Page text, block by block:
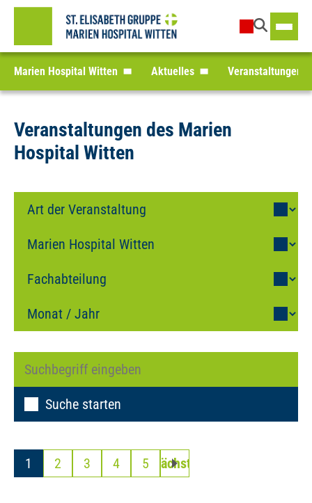
Marien Hospital Witten Aktuelles Veranstaltungen
Veranstaltungen des Marien
Hospital Witten
Suche starten
1 2 3 4 5 Nächste